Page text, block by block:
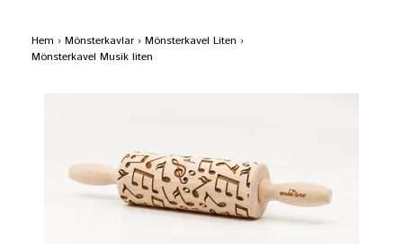
Hem › Mönsterkavlar › Mönsterkavel Liten ›
Mönsterkavel Musik liten